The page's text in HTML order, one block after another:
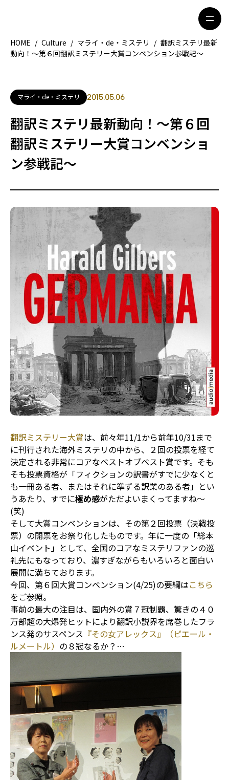
地域別ガイド
観光ガイド
留学＆キャリア
ライフスタイル
ライター募集
HOME / Culture / マライ・de・ミステリ / 翻訳ミステリ最新
動向！～第６回翻訳ミステリー大賞コンベンション参戦記～
マライ・de・ミステリ 2015.05.06
翻訳ミステリ最新動向！～第６回
翻訳ミステリー大賞コンベンショ
ン参戦記～
翻訳ミステリー大賞は、前々年11/1から前年10/31まで
に刊行された海外ミステリの中から、２回の投票を経て
決定される非常にコアなベストオブベスト賞です。そも
そも投票資格が「フィクションの訳書がすでに少なくと
も一冊ある者、またはそれに準ずる訳業のある者」とい
うあたり、すでに極め感がただよいまくってますね～
(笑)
そして大賞コンベンションは、その第２回投票（決戦投
票）の開票をお祭り化したものです。年に一度の「総本
山イベント」として、全国のコアなミステリファンの巡
礼先にもなっており、濃すぎながらもいろいろと面白い
展開に満ちております。
今回、第６回大賞コンベンション(4/25)の要綱はこちら
をご参照。
事前の最大の注目は、国内外の賞７冠制覇、驚きの４０
万部超の大爆発ヒットにより翻訳小説界を席巻したフラ
ンス発のサスペンス 『その女アレックス』（ピエール・
ルメートル） の８冠なるか？…